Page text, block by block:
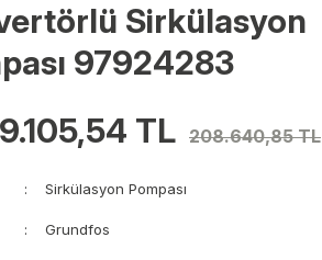
Sirkülasyon
97924283
TL 208.640,85 TL
Sirkülasyon Pompası
Grundfos